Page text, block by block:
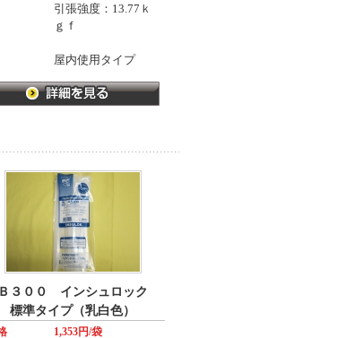
引張強度：13.77ｋ
ｇｆ
屋内使用タイプ
３００ インシュロック
標準タイプ（乳白色）
1,353円/袋